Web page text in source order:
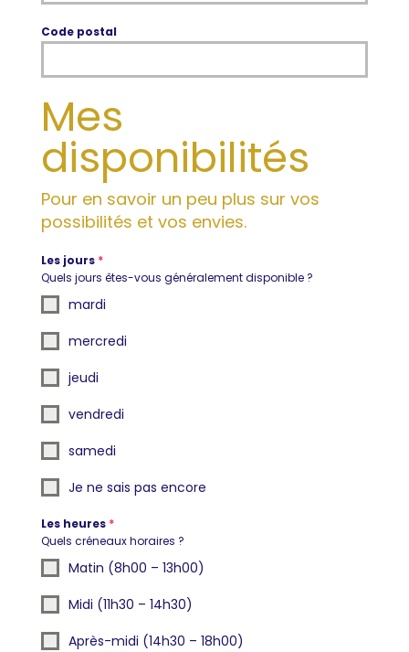
Code postal
Mes
disponibilités
Pour en savoir un peu plus sur vos
possibilités et vos envies.
Les jours *
Quels jours êtes-vous généralement disponible ?
mardi
mercredi
jeudi
vendredi
samedi
Je ne sais pas encore
Les heures *
Quels créneaux horaires ?
Matin (8h00 – 13h00)
Midi (11h30 – 14h30)
Après-midi (14h30 – 18h00)